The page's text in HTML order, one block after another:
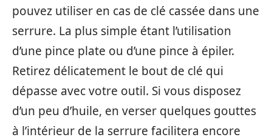
pouvez utiliser en cas de clé cassée dans une
serrure. La plus simple étant l’utilisation
d’une pince plate ou d’une pince à épiler.
Retirez délicatement le bout de clé qui
dépasse avec votre outil. Si vous disposez
d’un peu d’huile, en verser quelques gouttes
à l’intérieur de la serrure facilitera encore